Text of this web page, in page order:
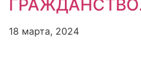
18 марта, 2024